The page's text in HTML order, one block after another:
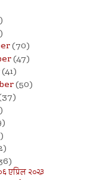
(70)
(47)
(41)
(50)
एप्रिल २०२३